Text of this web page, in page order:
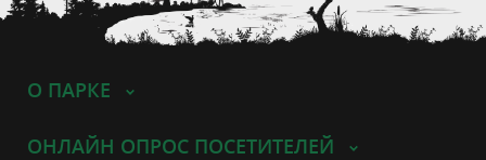
О ПАРКЕ
ОНЛАЙН ОПРОС ПОСЕТИТЕЛЕЙ